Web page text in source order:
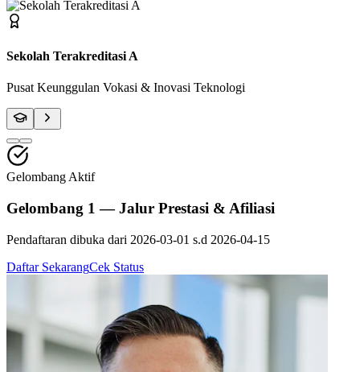
Fasilitas Bengkel Modern
Praktik Berstandar Industri & Sertifikasi Profesi
Gelombang Aktif
Gelombang 1 — Jalur Prestasi & Afiliasi
Pendaftaran dibuka dari 2026-03-01 s.d 2026-04-15
Daftar SekarangCek Status